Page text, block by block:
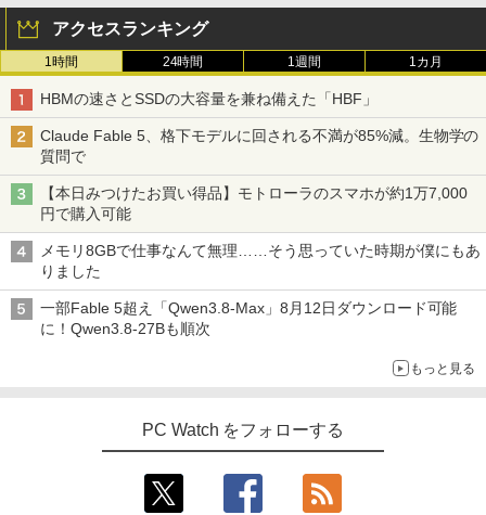
￥1,117
by Amazon 炭酸水 ラベルレス 500ml ×24本
強炭酸水 ペットボトル 500ミリリットル (Sm
art Basic)
￥1,625
コカ・コーラ やかんの麦茶 from 爽健美茶 ラ
￥2,009
￥594
HUNTER×HUNTER モノクロ版 39 (ジャンプ
コミックスDIGITAL)
￥572
版ビッグガンガンコミックス)
piron 3593 Core i3 1005G1 第10世代CP
U メモリ8GB SSD256GB 15インチ フル
HD Windows11 Home WEBカメラ 無線
LAN テンキー DVDマルチ P75F 1年保証
コン ノートパソコン デル 中古ノートPC
￥30,800
ア・8スレッド】富士通 LIFEBOOK A57
9/第8世代 Core i5/メモリ: 8GB/16GB/新
5.6型/Office/HDMI/USB3.1/中古PC 中古
ノートパソコン Windows11 Win11正式
対応
【1500円OFFクーポン】【WEBカメラ
ンチ SSD512GB メモリ16GB Corei5 第
8世代 Microsoft Office付き Windows11
Hzリフレッシュレート sRGB99% 1670
万色 300nits ΔE＜1 低ブルーライト 大
画面 TÜV認証 目にやさしい 調整可能な
スタンド VESA
￥12,580
3
ASUS エイスース 液晶ディスプレイ Ey
e Care ［23.8型 / フルHD(1920×1080) /
￥13,800
アイオーデータ｜I-O DATA 液晶ディスプ
レイ(23.8型/ADS/FullHD 1920×1080/10
0Hz/5ms/HDMI/DP/USB Type-C/VESA/5
￥25,977
【9月上旬発送予定】 ハンターハンター
全巻 HUNTER×HUNTER 1巻-39巻 セッ
ト 最新 冨樫 義博 集英社 ジャンプコミッ
クス 漫画 マンガ まんが 全巻セット 【送
料無料】【新品】
[9月上旬より発送予定][新品]HUNTER×H
UNTER ハンター×ハンター (1-39巻 最新
￥19,096
転生冒険譚〜/ 20 【電子書籍】[ KAKER
U ]
￥792
アクセスランキング
1時間 24時間 1週間 1カ月
HBMの速さとSSDの大容量を兼ね備えた「HBF」
Claude Fable 5、格下モデルに回される不満が85%減。生物学の
質問で
【本日みつけたお買い得品】モトローラのスマホが約1万7,000
円で購入可能
メモリ8GBで仕事なんて無理……そう思っていた時期が僕にもあ
りました
一部Fable 5超え「Qwen3.8-Max」8月12日ダウンロード可能
に！Qwen3.8-27Bも順次
もっと見る
PC Watch をフォローする